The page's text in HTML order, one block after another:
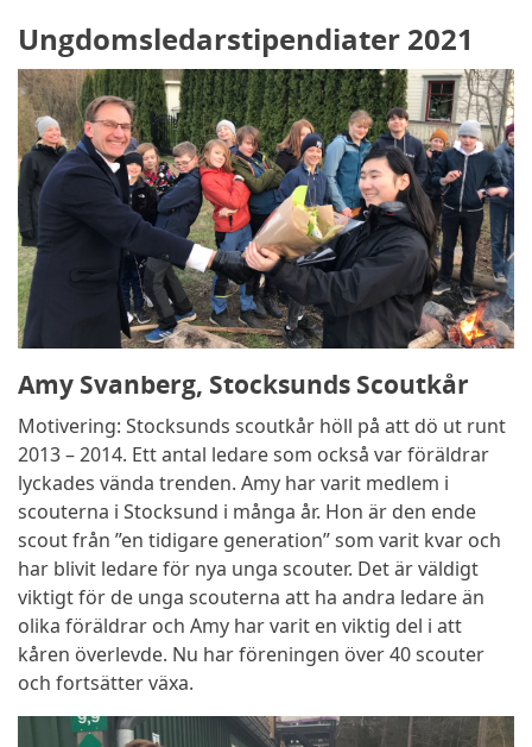
Ungdomsledarstipendiater 2021
Amy Svanberg, Stocksunds Scoutkår
Motivering: Stocksunds scoutkår höll på att dö ut runt
2013 – 2014. Ett antal ledare som också var föräldrar
lyckades vända trenden. Amy har varit medlem i
scouterna i Stocksund i många år. Hon är den ende
scout från ”en tidigare generation” som varit kvar och
har blivit ledare för nya unga scouter. Det är väldigt
viktigt för de unga scouterna att ha andra ledare än
olika föräldrar och Amy har varit en viktig del i att
kåren överlevde. Nu har föreningen över 40 scouter
och fortsätter växa.